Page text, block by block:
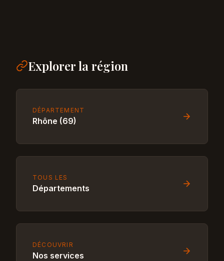
Explorer la région
DÉPARTEMENT
Rhône (69)
TOUS LES
Départements
DÉCOUVRIR
Nos services